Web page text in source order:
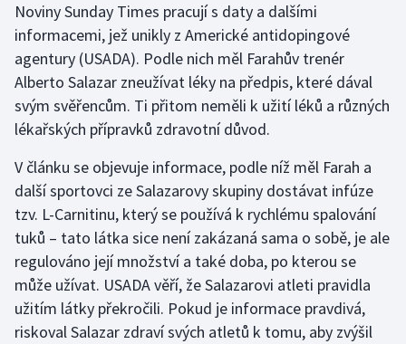
Futsal
Golf
Gymnastika
Jezdectví
Judo
Krasobruslení
Lezení
Noviny Sunday Times pracují s daty a dalšími
informacemi, jež unikly z Americké antidopingové
agentury (USADA). Podle nich měl Farahův trenér
Alberto Salazar zneužívat léky na předpis, které dával
svým svěřencům. Ti přitom neměli k užití léků a různých
lékařských přípravků zdravotní důvod.
V článku se objevuje informace, podle níž měl Farah a
další sportovci ze Salazarovy skupiny dostávat infúze
tzv. L-Carnitinu, který se používá k rychlému spalování
tuků – tato látka sice není zakázaná sama o sobě, je ale
regulováno její množství a také doba, po kterou se
může užívat. USADA věří, že Salazarovi atleti pravidla
užitím látky překročili. Pokud je informace pravdivá,
riskoval Salazar zdraví svých atletů k tomu, aby zvýšil